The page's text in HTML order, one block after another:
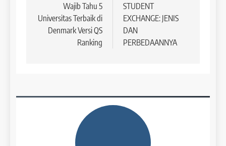
5
Study IELTS Practice
Study IELTS Preparation
LEIDEN INSTITUTE
43
Batch IV : 15 Februari – 14
Maret 2023
2026
COURSE PERIODS
Wajib Tahu 5
Universitas Terbaik di
Denmark Versi QS
Ranking
STUDENT
EXCHANGE: JENIS
DAN
PERBEDAANNYA